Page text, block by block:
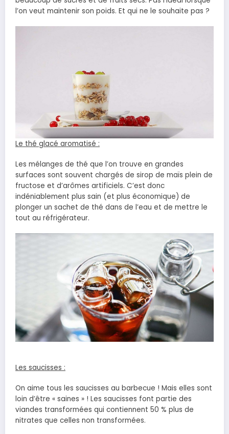
l’on veut maintenir son poids. Et qui ne le souhaite pas ?
Le thé glacé aromatisé :
Les mélanges de thé que l’on trouve en grandes
surfaces sont souvent chargés de sirop de maïs plein de
fructose et d’arômes artificiels. C’est donc
indéniablement plus sain (et plus économique) de
plonger un sachet de thé dans de l’eau et de mettre le
tout au réfrigérateur.
Les saucisses :
On aime tous les saucisses au barbecue ! Mais elles sont
loin d’être « saines » ! Les saucisses font partie des
viandes transformées qui contiennent 50 % plus de
nitrates que celles non transformées.